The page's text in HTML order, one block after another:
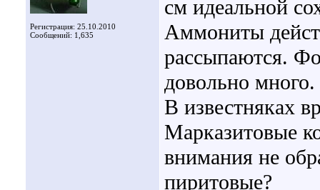
Регистрация: 25.10.2010
Сообщений: 1,635
см идеальной
Аммониты
рассыпаются.
довольно много.
В известняках
Марказитовые
внимания не
пиритовые?